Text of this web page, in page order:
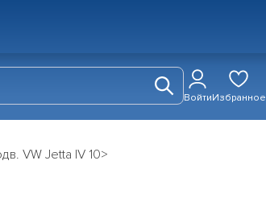
ВойтиИзбранное
VW Jetta IV 10>